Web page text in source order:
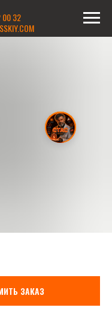
00 32
ЗАКАЗ